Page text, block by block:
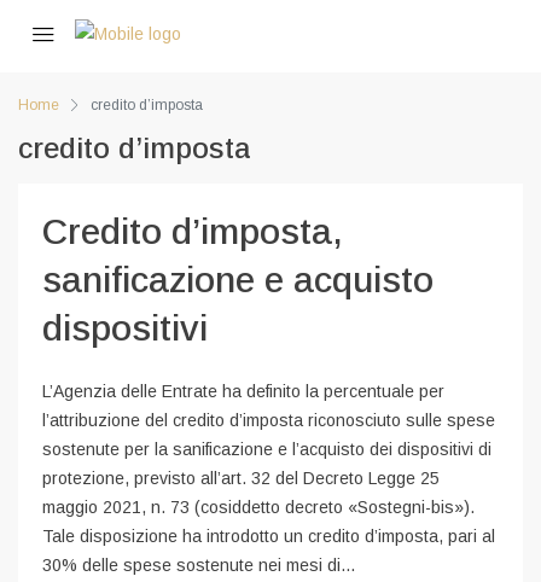
Home credito d’imposta
credito d’imposta
Credito d’imposta,
sanificazione e acquisto
dispositivi
L’Agenzia delle Entrate ha definito la percentuale per
l’attribuzione del credito d’imposta riconosciuto sulle spese
sostenute per la sanificazione e l’acquisto dei dispositivi di
protezione, previsto all’art. 32 del Decreto Legge 25
maggio 2021, n. 73 (cosiddetto decreto «Sostegni-bis»).
Tale disposizione ha introdotto un credito d’imposta, pari al
30% delle spese sostenute nei mesi di...